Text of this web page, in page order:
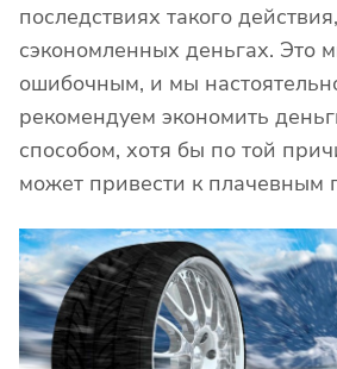
последствиях такого
сэкономленных деньгах. Это
ошибочным, и мы
рекомендуем экономить
способом, хотя бы по той
может привести к плачевным